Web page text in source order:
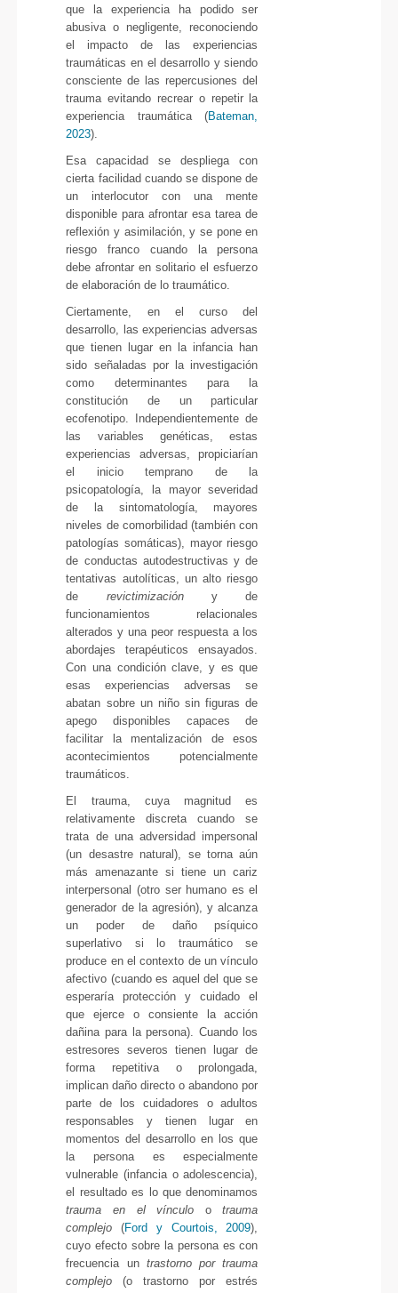
que la experiencia ha podido ser
abusiva o negligente, reconociendo
el impacto de las experiencias
traumáticas en el desarrollo y siendo
consciente de las repercusiones del
trauma evitando recrear o repetir la
experiencia traumática (Bateman,
2023).
Esa capacidad se despliega con
cierta facilidad cuando se dispone de
un interlocutor con una mente
disponible para afrontar esa tarea de
reflexión y asimilación, y se pone en
riesgo franco cuando la persona
debe afrontar en solitario el esfuerzo
de elaboración de lo traumático.
Ciertamente, en el curso del
desarrollo, las experiencias adversas
que tienen lugar en la infancia han
sido señaladas por la investigación
como determinantes para la
constitución de un particular
ecofenotipo. Independientemente de
las variables genéticas, estas
experiencias adversas, propiciarían
el inicio temprano de la
psicopatología, la mayor severidad
de la sintomatología, mayores
niveles de comorbilidad (también con
patologías somáticas), mayor riesgo
de conductas autodestructivas y de
tentativas autolíticas, un alto riesgo
de revictimizacióny de
funcionamientos relacionales
alterados y una peor respuesta a los
abordajes terapéuticos ensayados.
Con una condición clave, y es que
esas experiencias adversas se
abatan sobre un niño sin figuras de
apego disponibles capaces de
facilitar la mentalización de esos
acontecimientos potencialmente
traumáticos.
El trauma, cuya magnitud es
relativamente discreta cuando se
trata de una adversidad impersonal
(un desastre natural), se torna aún
más amenazante si tiene un cariz
interpersonal (otro ser humano es el
generador de la agresión), y alcanza
un poder de daño psíquico
superlativo si lo traumático se
produce en el contexto de un vínculo
afectivo (cuando es aquel del que se
esperaría protección y cuidado el
que ejerce o consiente la acción
dañina para la persona). Cuando los
estresores severos tienen lugar de
forma repetitiva o prolongada,
implican daño directo o abandono por
parte de los cuidadores o adultos
responsables y tienen lugar en
momentos del desarrollo en los que
la persona es especialmente
vulnerable (infancia o adolescencia),
el resultado es lo que denominamos
trauma en el vínculo otrauma
complejo (Ford y Courtois, 2009),
cuyo efecto sobre la persona es con
frecuencia un trastorno por trauma
complejo (o trastorno por estrés